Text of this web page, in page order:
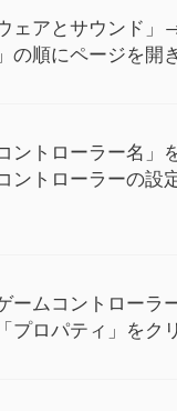
ェアとサウンド
の順にページを開
ントローラー名」
ントローラーの設
ームコントローラ
プロパティ」をク